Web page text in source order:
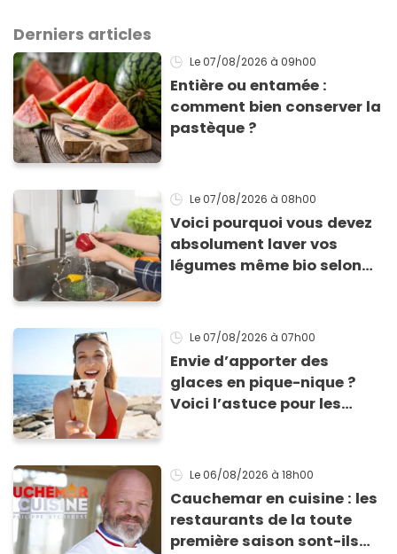
Derniers articles
Le 07/08/2026 à 09h00
Entière ou entamée :
comment bien conserver la
pastèque ?
Le 07/08/2026 à 08h00
Voici pourquoi vous devez
absolument laver vos
légumes même bio selon
Le 07/08/2026 à 07h00
Envie d’apporter des
glaces en pique-nique ?
Voici l’astuce pour les
ne fondent !
Le 06/08/2026 à 18h00
Cauchemar en cuisine : les
restaurants de la toute
première saison sont-ils